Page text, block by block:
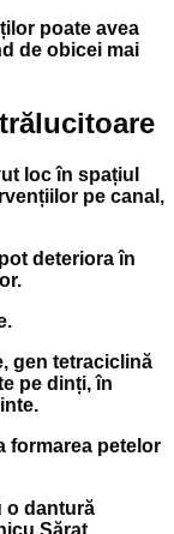
poate avea
de obicei mai
loc în spațiul
pe canal,
deteriora în
gen tetraciclină
pe dinți, în
formarea petelor